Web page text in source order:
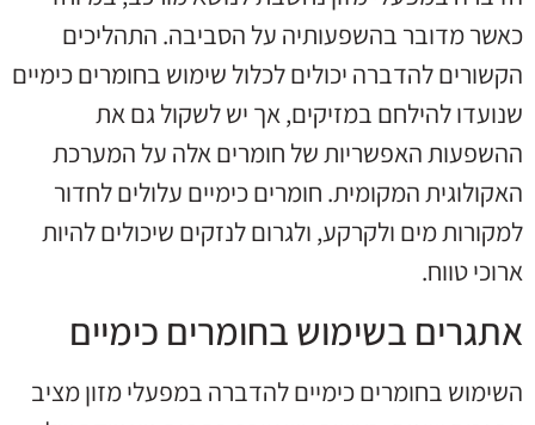
כאשר מדובר בהשפעותיה על הסביבה. התהליכים
הקשורים להדברה יכולים לכלול שימוש בחומרים כימיים
שנועדו להילחם במזיקים, אך יש לשקול גם את
ההשפעות האפשריות של חומרים אלה על המערכת
האקולוגית המקומית. חומרים כימיים עלולים לחדור
למקורות מים ולקרקע, ולגרום לנזקים שיכולים להיות
ארוכי טווח.
אתגרים בשימוש בחומרים כימיים
השימוש בחומרים כימיים להדברה במפעלי מזון מציב